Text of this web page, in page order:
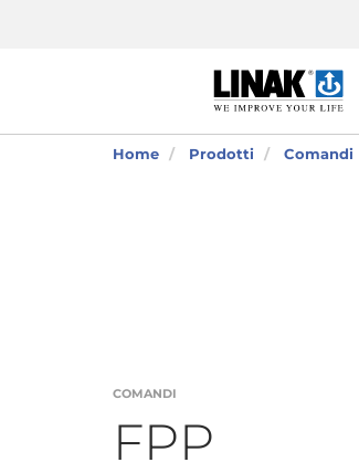
Home Prodotti Comandi
COMANDI
FPP